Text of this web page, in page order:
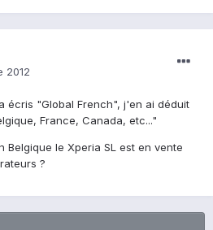
2012
écris "Global French", j'en ai déduit
France, Canada, etc..."
le Xperia SL est en vente
?